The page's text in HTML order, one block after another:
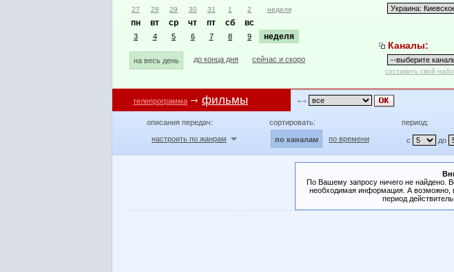
27 28 29 30 31 1 2 неделя
пн вт ср чт пт сб вс
3 4 5 6 7 8 9 неделя
на весь день до конца дня сейчас и скоро
Каналы:
составить свой
телепрограмма фильмы
описания передач:
настроить по жанрам
сортировать:
по каналам по времени
период:
с до
По Вашему запросу ничего не найдено.
необходимая информация. А возможно,
период